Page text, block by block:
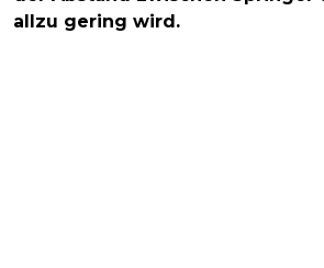
allzu gering wird.